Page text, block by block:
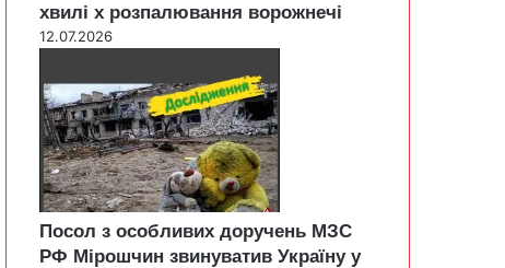
хвилі х розпалювання ворожнечі
12.07.2026
Посол з особливих доручень МЗС
РФ Мірошчин звинуватив Україну у